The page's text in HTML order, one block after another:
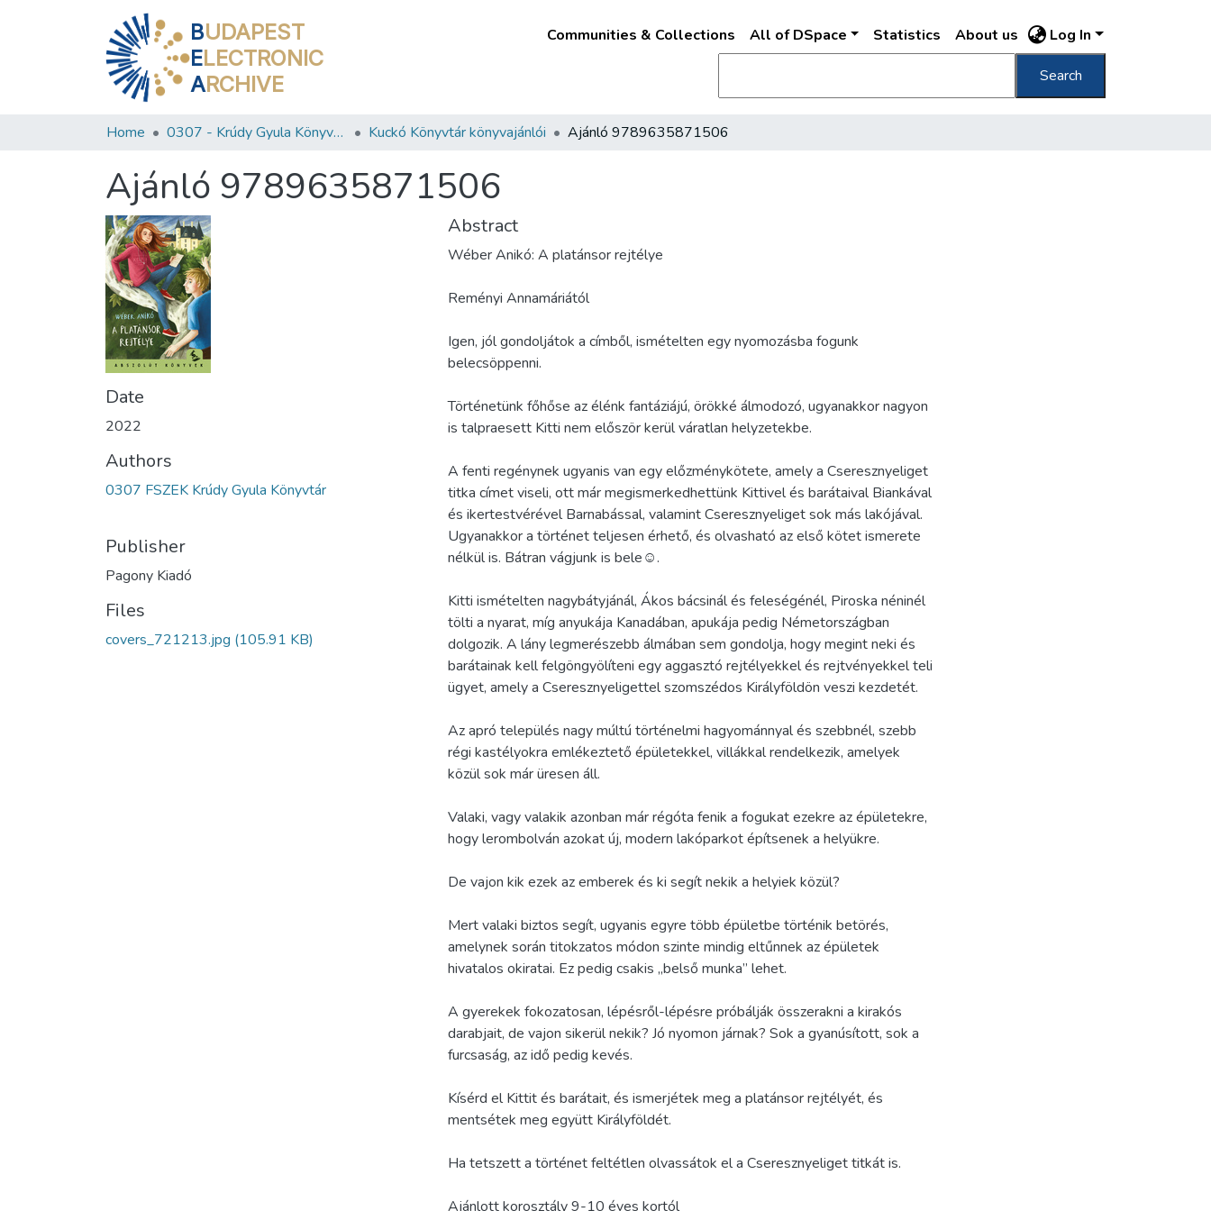
BUDAPEST
ELECTRONIC
ARCHIVE
Communities & Collections All of DSpace Statistics About us Log In
Search
Home 0307 - Krúdy Gyula Könyvtár Kuckó Könyvtár könyvajánlói Ajánló 9789635871506
Ajánló 9789635871506
Date
2022
Authors
0307 FSZEK Krúdy Gyula Könyvtár
Publisher
Pagony Kiadó
Files
covers_721213.jpg (105.91 KB)
Abstract
Wéber Anikó: A platánsor rejtélye
Reményi Annamáriától
Igen, jól gondoljátok a címből, ismételten egy nyomozásba fogunk
belecsöppenni.
Történetünk főhőse az élénk fantáziájú, örökké álmodozó, ugyanakkor nagyon
is talpraesett Kitti nem először kerül váratlan helyzetekbe.
A fenti regénynek ugyanis van egy előzménykötete, amely a Cseresznyeliget
titka címet viseli, ott már megismerkedhettünk Kittivel és barátaival Biankával
és ikertestvérével Barnabással, valamint Cseresznyeliget sok más lakójával.
Ugyanakkor a történet teljesen érhető, és olvasható az első kötet ismerete
nélkül is. Bátran vágjunk is bele☺.
Kitti ismételten nagybátyjánál, Ákos bácsinál és feleségénél, Piroska néninél
tölti a nyarat, míg anyukája Kanadában, apukája pedig Németországban
dolgozik. A lány legmerészebb álmában sem gondolja, hogy megint neki és
barátainak kell felgöngyölíteni egy aggasztó rejtélyekkel és rejtvényekkel teli
ügyet, amely a Cseresznyeligettel szomszédos Királyföldön veszi kezdetét.
Az apró település nagy múltú történelmi hagyománnyal és szebbnél, szebb
régi kastélyokra emlékeztető épületekkel, villákkal rendelkezik, amelyek
közül sok már üresen áll.
Valaki, vagy valakik azonban már régóta fenik a fogukat ezekre az épületekre,
hogy lerombolván azokat új, modern lakóparkot építsenek a helyükre.
De vajon kik ezek az emberek és ki segít nekik a helyiek közül?
Mert valaki biztos segít, ugyanis egyre több épületbe történik betörés,
amelynek során titokzatos módon szinte mindig eltűnnek az épületek
hivatalos okiratai. Ez pedig csakis „belső munka” lehet.
A gyerekek fokozatosan, lépésről-lépésre próbálják összerakni a kirakós
darabjait, de vajon sikerül nekik? Jó nyomon járnak? Sok a gyanúsított, sok a
furcsaság, az idő pedig kevés.
Kísérd el Kittit és barátait, és ismerjétek meg a platánsor rejtélyét, és
mentsétek meg együtt Királyföldét.
Ha tetszett a történet feltétlen olvassátok el a Cseresznyeliget titkát is.
Ajánlott korosztály 9-10 éves kortól